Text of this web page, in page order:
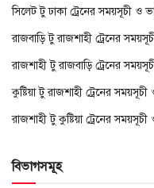
সিলেট টু ঢাকা ট্রেনের সময়সূচী ও
রাজবাড়ি টু রাজশাহী ট্রেনের
রাজশাহী টু রাজবাড়ি ট্রেনের
কুষ্টিয়া টু রাজশাহী ট্রেনের সময়সূচী
রাজশাহী টু কুষ্টিয়া ট্রেনের সময়সূচী
বিভাগসমূহ